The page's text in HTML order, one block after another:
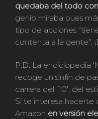
quedaba del todo
genio miraba pues
tipo de acciones
contenta a la gente”.
P.D. La enciclopedia
recoge un sinfín de
carrera del ‘10’, del
Si te interesa hacerte
Amazon en versión